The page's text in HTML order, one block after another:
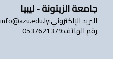
جامعة الزيتونة - ليبيا
البريد الإلكتروني:
info@azu.edu.ly
رقم الهاتف:
0537621379